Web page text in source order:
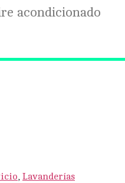
acondicionado
, Lavanderías